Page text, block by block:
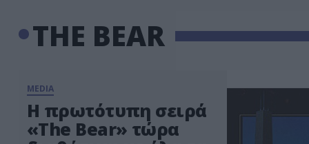
THE BEAR
MEDIA
Η πρωτότυπη σειρά
«The Bear» τώρα